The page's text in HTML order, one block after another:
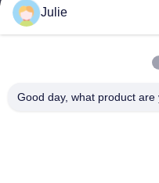
개인정보
Zorui Biotechnology
Julie
Good day, what product